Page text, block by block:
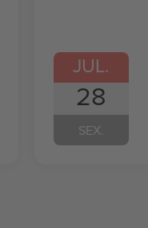
JUL.
28
SEX.